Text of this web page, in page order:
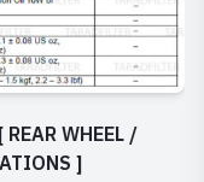
[ REAR WHEEL /
]